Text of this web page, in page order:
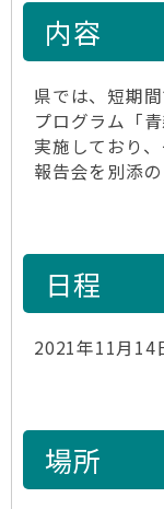
内容
県では、短期
プログラム「
実施しており
報告会を別添の
日程
2021年11月14
場所